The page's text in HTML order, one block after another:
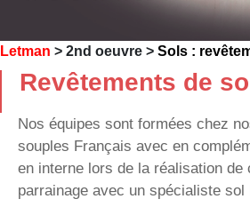
Letman > 2nd oeuvre > Sols :
Revêtements de
Nos équipes sont formées chez
souples Français avec en
en interne lors de la réalisation de
parrainage avec un spécialiste sol